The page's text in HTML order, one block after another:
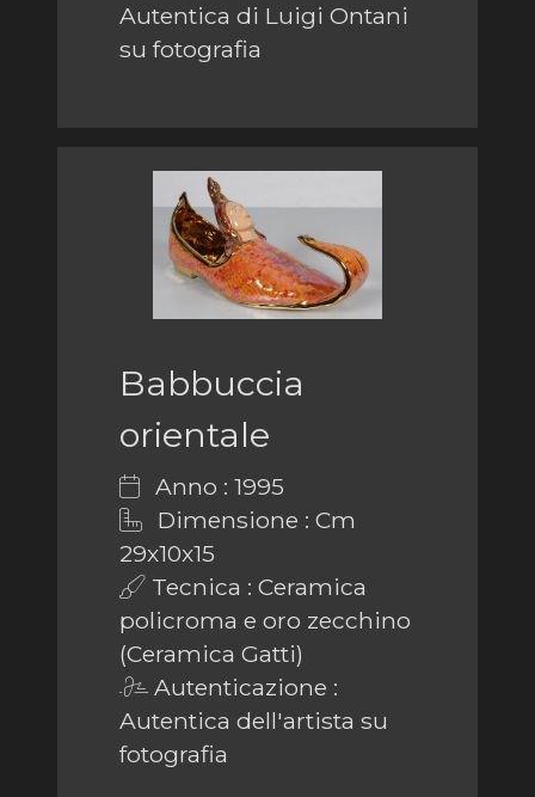
Autentica di Luigi Ontani
su fotografia
Babbuccia
orientale
Anno : 1995
Dimensione : Cm
29x10x15
Tecnica : Ceramica
policroma e oro zecchino
(Ceramica Gatti)
Autenticazione :
Autentica dell'artista su
fotografia